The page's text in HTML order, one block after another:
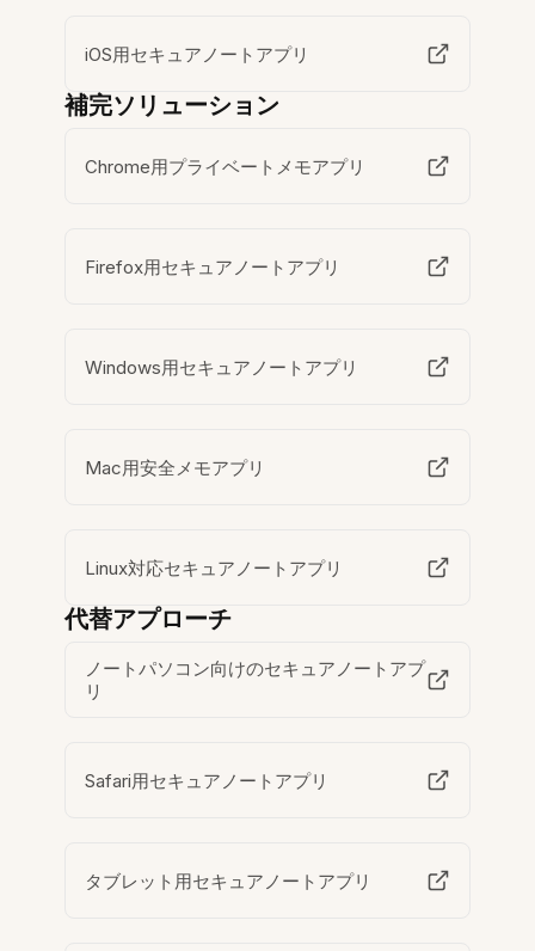
iOS用セキュアノートアプリ
補完ソリューション
Chrome用プライベートメモアプリ
Firefox用セキュアノートアプリ
Windows用セキュアノートアプリ
Mac用安全メモアプリ
Linux対応セキュアノートアプリ
代替アプローチ
ノートパソコン向けのセキュアノートアプ
リ
Safari用セキュアノートアプリ
タブレット用セキュアノートアプリ